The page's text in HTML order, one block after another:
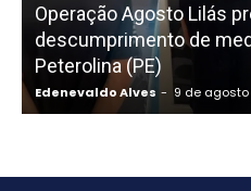
Operação Agosto Lilás
descumprimento de
Peterolina (PE)
Edenevaldo Alves - 9 de